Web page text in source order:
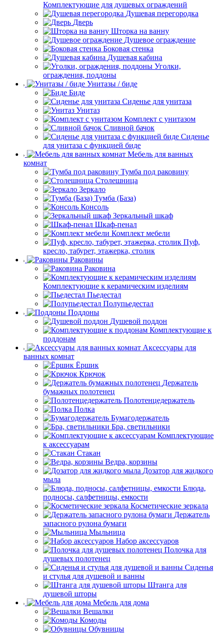
Комплектующие для душевых ограждений
Душевая перегородка
Дверь
Шторка на ванну
Душевое ограждение
Боковая стенка
Душевая кабина
Уголки,
ограждения, поддоны
Унитазы / биде
Биде
Сиденье для унитаза
Унитаз
Комплект с унитазом
Сливной бачок
Сиденье
для унитаза с функцией биде
Мебель для ванных
комнат
Тумба под раковину
Столешница
Зеркало
Тумба (База)
Консоль
Зеркальный шкаф
Шкаф-пенал
Комплект мебели
Пуф,
кресло, табурет, этажерка, столик
Раковины
Раковина
Комплектующие к керамическим изделиям
Пьедестал
Полупьедестал
Поддоны
Душевой поддон
Комплектующие к
поддонам
Аксессуары для
ванных комнат
Ёршик
Крючок
Держатель
бумажных полотенец
Полотенцедержатель
Полка
Бумагодержатель
Бра, светильники
Комплектующие
к аксессуарам
Стакан
Ведра, корзины
Дозатор для жидкого
мыла
Блюда,
подносы, салфетницы, емкости
Косметические зеркала
Держатель
запасного рулона бумаги
Мыльница
Набор аксессуаров
Полочка для
душевых полотенец
Сиденья
и стулья для душевой и ванны
Штанга для
душевой шторы
Мебель для дома
Вешалки
Комоды
Обувницы